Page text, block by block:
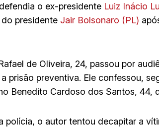
o ex-presidente Luiz Inácio
presidente Jair Bolsonaro (PL)
de Oliveira, 24, passou por
prisão preventiva. Ele confessou,
Benedito Cardoso dos Santos, 44,
polícia, o autor tentou decapitar a